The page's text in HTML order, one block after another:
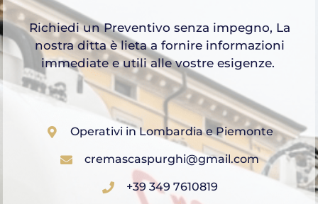
Richiedi un Preventivo senza impegno, La
nostra ditta è lieta a fornire informazioni
immediate e utili alle vostre esigenze.
Operativi in Lombardia e Piemonte
cremascaspurghi@gmail.com
+39 349 7610819